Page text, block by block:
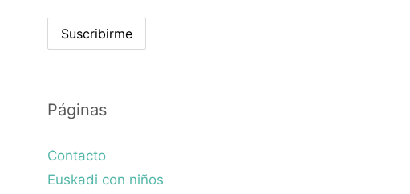
Páginas
Contacto
Euskadi con niños